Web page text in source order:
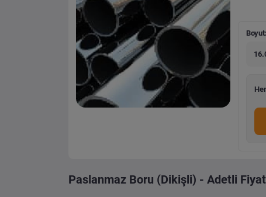
Boyut:
Paslanmaz Boru (Dikişli) - Adetli